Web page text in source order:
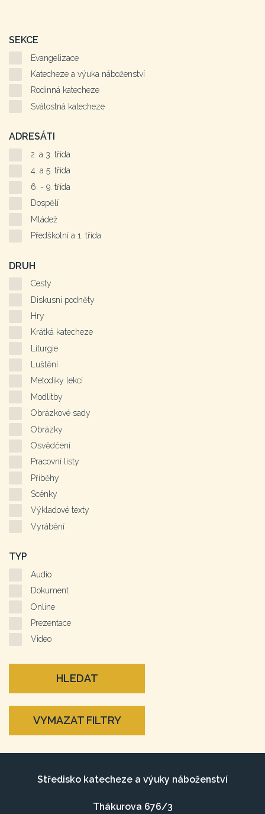
SEKCE
Evangelizace
Katecheze a výuka náboženství
Rodinná katecheze
Svátostná katecheze
ADRESÁTI
2. a 3. třída
4. a 5. třída
6. - 9. třída
Dospělí
Mládež
Předškolní a 1. třída
DRUH
Cesty
Diskusní podněty
Hry
Krátká katecheze
Liturgie
Luštění
Metodiky lekcí
Modlitby
Obrázkové sady
Obrázky
Osvědčení
Pracovní listy
Příběhy
Scénky
Výkladové texty
Vyrábění
TYP
Audio
Dokument
Online
Prezentace
Video
HLEDAT
VYMAZAT FILTRY
Středisko katecheze a výuky náboženství
Thákurova 676/3